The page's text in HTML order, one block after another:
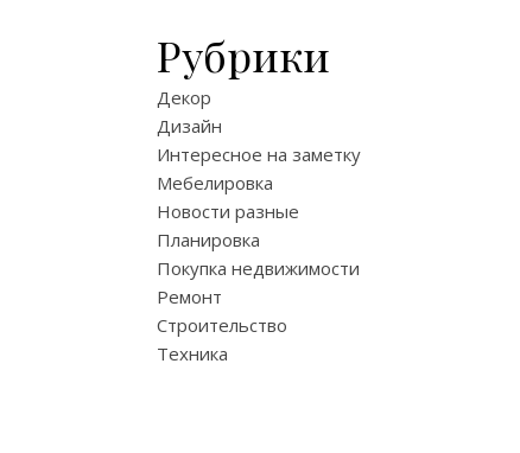
Рубрики
Декор
Дизайн
Интересное на заметку
Мебелировка
Новости разные
Планировка
Покупка недвижимости
Ремонт
Строительство
Техника